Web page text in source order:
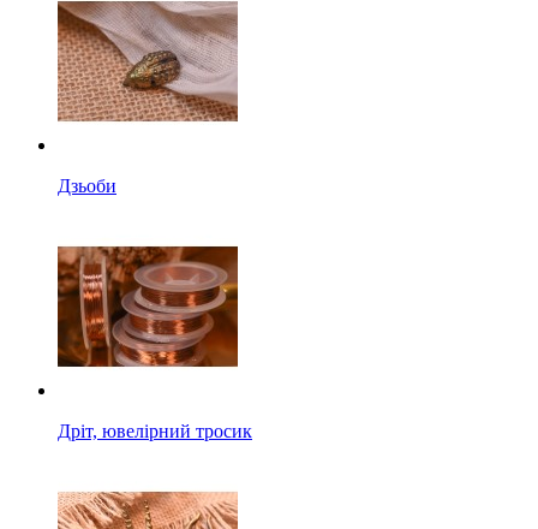
Дзьоби
Дріт, ювелірний тросик